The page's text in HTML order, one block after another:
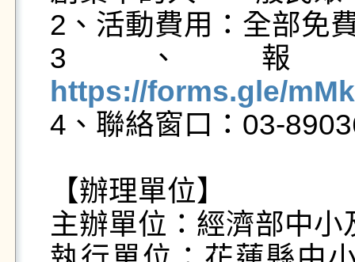
2、活動費用：全部免
3、報
https://forms.gle/
4、聯絡窗口：03-
【辦理單位】
主辦單位：經濟部中小